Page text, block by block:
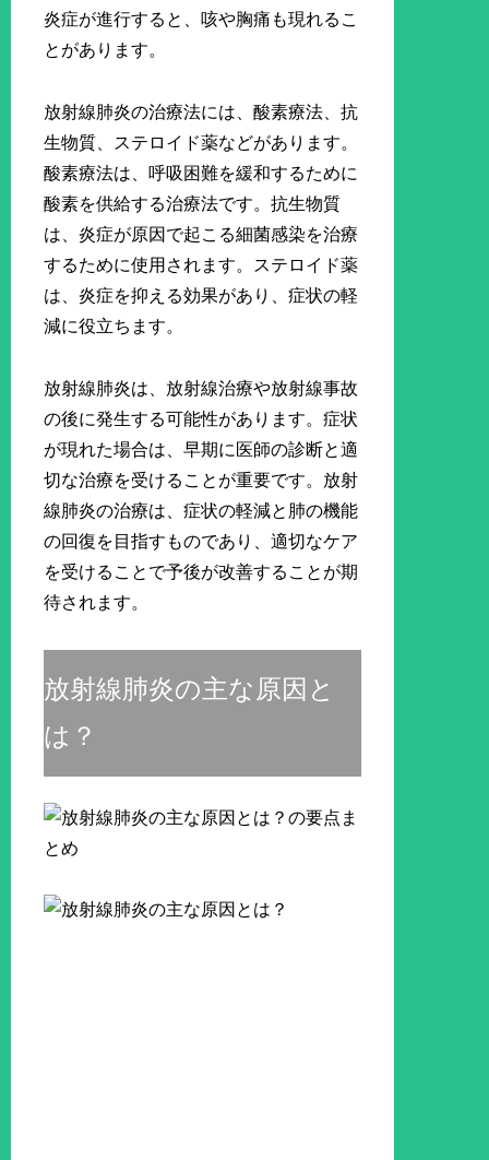
炎症が進行すると、咳や胸痛も現れるこ
とがあります。
放射線肺炎の治療法には、酸素療法、抗
生物質、ステロイド薬などがあります。
酸素療法は、呼吸困難を緩和するために
酸素を供給する治療法です。抗生物質
は、炎症が原因で起こる細菌感染を治療
するために使用されます。ステロイド薬
は、炎症を抑える効果があり、症状の軽
減に役立ちます。
放射線肺炎は、放射線治療や放射線事故
の後に発生する可能性があります。症状
が現れた場合は、早期に医師の診断と適
切な治療を受けることが重要です。放射
線肺炎の治療は、症状の軽減と肺の機能
の回復を目指すものであり、適切なケア
を受けることで予後が改善することが期
待されます。
放射線肺炎の主な原因と
は？